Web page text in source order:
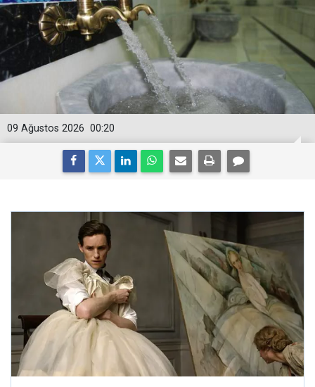
00:20
09 Ağustos 2026